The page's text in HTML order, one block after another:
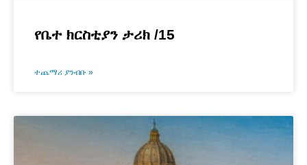
የቤተ ክርስቲያን ታሪክ /15
ተጨማሪ ያንብቡ »